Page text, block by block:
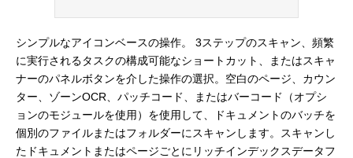
シンプルなアイコンベースの操作。 3ステップのスキャン、頻繁
に実行されるタスクの構成可能なショートカット、またはスキャ
ナーのパネルボタンを介した操作の選択。空白のページ、カウン
ター、ゾーンOCR、パッチコード、またはバーコード（オプシ
ョンのモジュールを使用）を使用して、ドキュメントのバッチを
個別のファイルまたはフォルダーにスキャンします。スキャンし
たドキュメントまたはページごとにリッチインデックスデータフ